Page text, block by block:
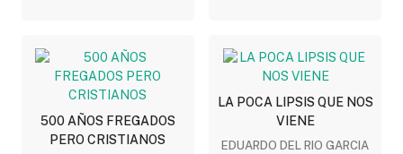
500 AÑOS FREGADOS
PERO CRISTIANOS
LA POCA LIPSIS QUE NOS
VIENE
EDUARDO DEL RIO GARCIA